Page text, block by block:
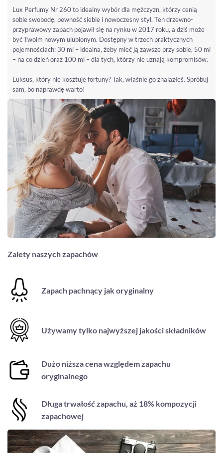
Lux Perfumy Nr 260 to idealny wybór dla mężczyzn, którzy cenią
sobie swobodę, pewność siebie i nowoczesny styl. Ten drzewno-
przyprawowy zapach pojawił się na rynku w 2017 roku, a dziś może
być Twoim nowym ulubionym. Dostępny w trzech praktycznych
pojemnościach: 30 ml – idealna, żeby mieć ją zawsze przy sobie, 50 ml
– na co dzień oraz 100 ml – dla tych, którzy nie uznają kompromisów.
Luksus, który nie kosztuje fortuny? Tak, właśnie go znalazłeś. Spróbuj
sam, bo naprawdę warto!
Zalety naszych zapachów
Zapach pachnący jak oryginalny
Używamy tylko najwyższej jakości składników
Dużo niższa cena względem zapachu
oryginalnego
Długa trwałość zapachu, aż 18% kompozycji
zapachowej